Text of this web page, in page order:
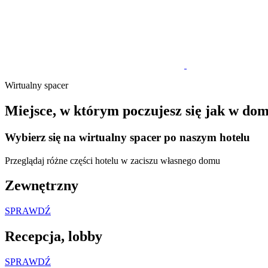
Wirtualny spacer
Miejsce, w którym poczujesz się jak w
Wybierz się na wirtualny spacer po naszym hotelu
Przeglądaj różne części hotelu w zaciszu własnego domu
Zewnętrzny
SPRAWDŹ
Recepcja, lobby
SPRAWDŹ